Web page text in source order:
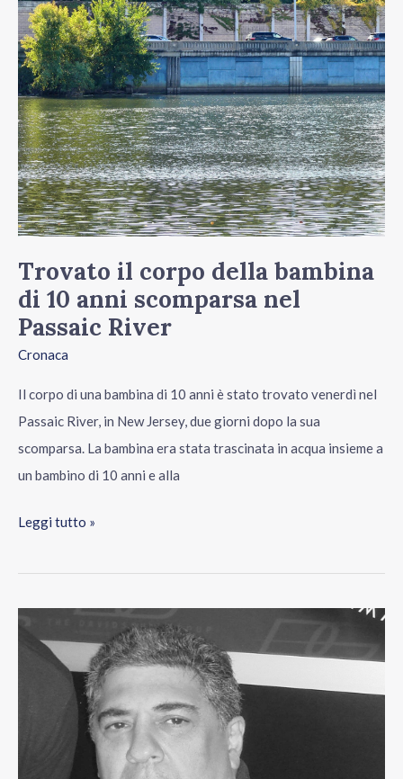
Trovato il corpo della bambina
di 10 anni scomparsa nel
Passaic River
Cronaca
Il corpo di una bambina di 10 anni è stato trovato venerdì nel
Passaic River, in New Jersey, due giorni dopo la sua
scomparsa. La bambina era stata trascinata in acqua insieme a
un bambino di 10 anni e alla
di
10
anni
scomparsa
nel
Passaic
River
Leggi tutto »
È
morto